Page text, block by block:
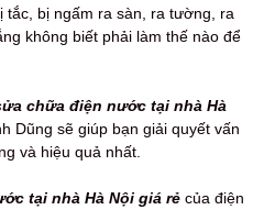
tắc, bị ngấm ra sàn, ra tường, ra
không biết phải làm thế nào để
chữa điện nước tại nhà Hà
Dũng sẽ giúp bạn giải quyết vấn
và hiệu quả nhất.
tại nhà Hà Nội giá rẻ của điện